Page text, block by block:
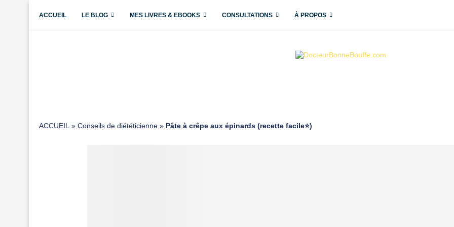
ACCUEIL LE BLOG MES LIVRES & EBOOKS CONSULTATIONS À PROPOS
ACCUEIL » Conseils de diététicienne » Pâte à crêpe aux épinards (recette facile⭐)